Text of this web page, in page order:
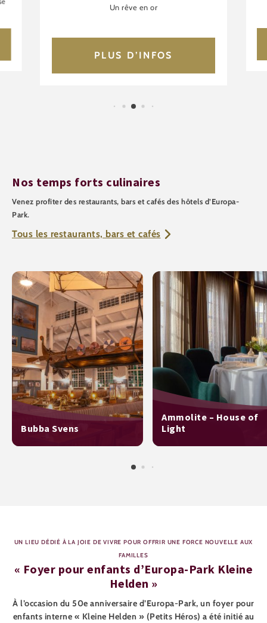
Un rêve en or
PLUS D’INFOS
Nos temps forts culinaires
Venez profiter des restaurants, bars et cafés des hôtels d’Europa-
Park.
Tous les restaurants, bars et cafés
Bubba Svens
Ammolite – House of
Light
UN LIEU DÉDIÉ À LA JOIE DE VIVRE POUR OFFRIR UNE FORCE NOUVELLE AUX
FAMILLES
« Foyer pour enfants d’Europa-Park Kleine
Helden »
À l’occasion du 50e anniversaire d’Europa-Park, un foyer pour
enfants interne « Kleine Helden » (Petits Héros) a été initié au